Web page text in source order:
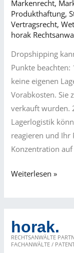
Markenrecht,
Produkthaftung,
Vertragsrecht,
horak
Dropshipping
Punkte beachten:
keine eigenen
Vorabkosten. Sie
verkauft wurden.
Lagerlogistik
reagieren und Ihr
Konzentration
Wie
rechnen?
Weiterlesen »
horak.
RECHTSANWÄLTE
FACHANWÄLTE /